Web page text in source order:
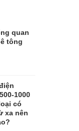
quan
tông
1000
có
xa nên